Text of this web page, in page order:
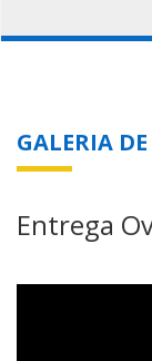
GALERIA
Entrega